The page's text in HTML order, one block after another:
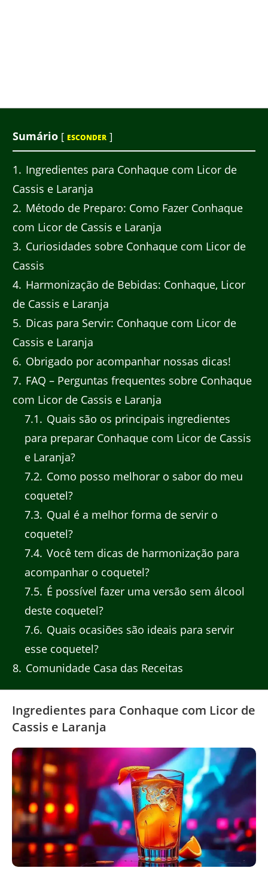
Sumário [ ESCONDER ]
1
Ingredientes para Conhaque com Licor de
Cassis e Laranja
2 Método de Preparo: Como Fazer Conhaque
com Licor de Cassis e Laranja
3 Curiosidades sobre Conhaque com Licor de
Cassis
4 Harmonização de Bebidas: Conhaque, Licor
de Cassis e Laranja
5 Dicas para Servir: Conhaque com Licor de
Cassis e Laranja
6 Obrigado por acompanhar nossas dicas!
7 FAQ – Perguntas frequentes sobre Conhaque
com Licor de Cassis e Laranja
7.1
Quais são os principais ingredientes
para preparar Conhaque com Licor de Cassis
e Laranja?
7.2 Como posso melhorar o sabor do meu
coquetel?
7.3 Qual é a melhor forma de servir o
coquetel?
7.4 Você tem dicas de harmonização para
acompanhar o coquetel?
7.5 É possível fazer uma versão sem álcool
deste coquetel?
7.6 Quais ocasiões são ideais para servir
esse coquetel?
8 Comunidade Casa das Receitas
Ingredientes para Conhaque com Licor de
Cassis e Laranja